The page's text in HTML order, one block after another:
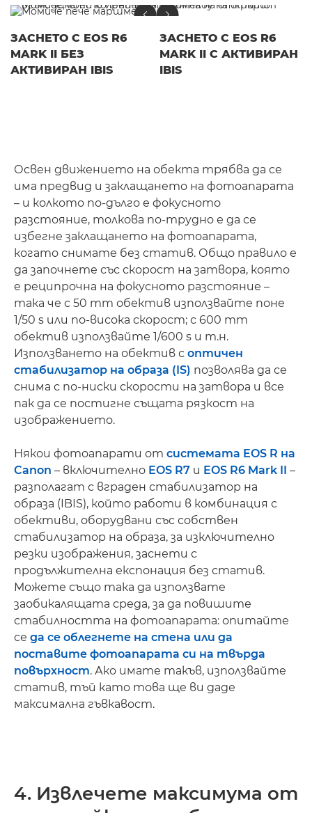
ЗАСНЕТО С EOS R6
MARK II БЕЗ
АКТИВИРАН IBIS
ЗАСНЕТО С EOS R6
MARK II С АКТИВИРАН
IBIS
Освен движението на обекта трябва да се
има предвид и заклащането на фотоапарата
– и колкото по-дълго е фокусното
разстояние, толкова по-трудно е да се
избегне заклащането на фотоапарата,
когато снимате без статив. Общо правило е
да започнете със скорост на затвора, която
е реципрочна на фокусното разстояние –
така че с 50 mm обектив използвайте поне
1/50 s или по-висока скорост; с 600 mm
обектив използвайте 1/600 s и т.н.
Използването на обектив с оптичен
стабилизатор на образа (IS) позволява да се
снима с по-ниски скорости на затвора и все
пак да се постигне същата рязкост на
изображението.
Някои фотоапарати от системата EOS R на
Canon – включително EOS R7 и EOS R6 Mark II –
разполагат с вграден стабилизатор на
образа (IBIS), който работи в комбинация с
обективи, оборудвани със собствен
стабилизатор на образа, за изключително
резки изображения, заснети с
продължителна експонация без статив.
Можете също така да използвате
заобикалящата среда, за да повишите
стабилността на фотоапарата: опитайте
се да се облегнете на стена или да
поставите фотоапарата си на твърда
повърхност. Ако имате такъв, използвайте
статив, тъй като това ще ви даде
максимална гъвкавост.
4. Извлечете максимума от